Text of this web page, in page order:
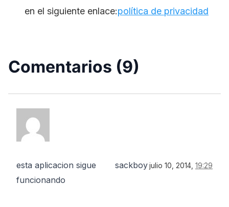
en el siguiente enlace:política de privacidad
Comentarios (9)
sackboyjulio 10, 2014, 19:29
esta aplicacion sigue
funcionando